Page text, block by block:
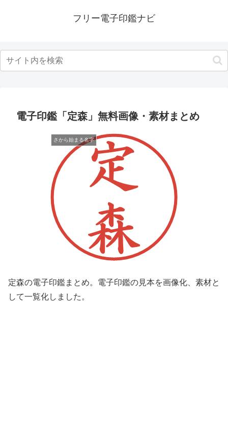
フリー電子印鑑ナビ
電子印鑑「定森」無料画像・素材まとめ
さから始まる名字
定森の電子印鑑まとめ。電子印鑑の見本を画像化、素材と
して一覧化しました。